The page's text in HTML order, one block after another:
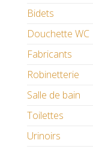
Bidets
Douchette WC
Fabricants
Robinetterie
Salle de bain
Toilettes
Urinoirs